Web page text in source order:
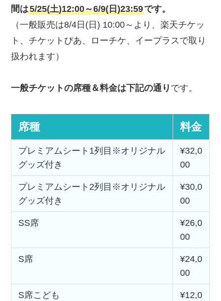
間は5/25(土)12:00～6/9(日)23:59です。
（一般販売は8/4日(日) 10:00～より、楽天チケッ
ト、チケットぴあ、ローチケ、イープラスで取り
扱われます）
一般チケットの席種＆料金は下記の通り です。
席種 料金
プレミアムシート1列目※オリジナル
グッズ付き
¥32,0
00
プレミアムシート2列目※オリジナル
グッズ付き
¥30,0
00
SS席
¥26,0
00
S席
¥24,0
00
S席こども
¥12,0